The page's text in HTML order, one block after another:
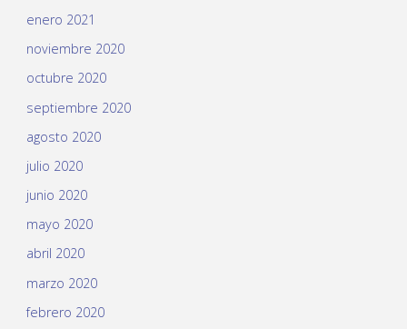
enero 2021
noviembre 2020
octubre 2020
septiembre 2020
agosto 2020
julio 2020
junio 2020
mayo 2020
abril 2020
marzo 2020
febrero 2020